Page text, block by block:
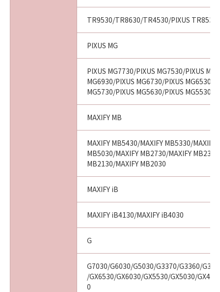
TR9530/TR8630/TR4530/PIXUS
PIXUS MG
PIXUS MG7730/PIXUS MG7530/PIXUS
MG6930/PIXUS MG6730/PIXUS MG6530/
MG5730/PIXUS MG5630/PIXUS MG5530/
MAXIFY MB
MAXIFY MB5430/MAXIFY MB5330/MAXIFY
MB5030/MAXIFY MB2730/MAXIFY
MB2130/MAXIFY MB2030
MAXIFY iB
MAXIFY iB4130/MAXIFY iB4030
G
G7030/G6030/G5030/G3370/G3360/
/GX6530/GX6030/GX5530/GX5030/
0